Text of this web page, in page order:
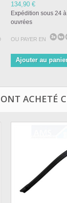
134,90 €
Expédition sous 24
ouvrées
OU PAYER EN
Ajouter au
ACHETÉ